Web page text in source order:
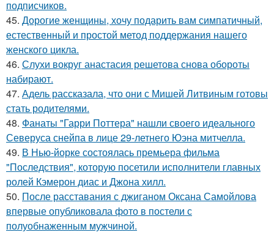
подписчиков.
45. Дорогие женщины, хочу подарить вам симпатичный,
естественный и простой метод поддержания нашего
женского цикла.
46. Слухи вокруг анастасия решетова снова обороты
набирают.
47. Адель рассказала, что они с Мишей Литвиным готовы
стать родителями.
48. Фанаты "Гарри Поттера" нашли своего идеального
Северуса снейпа в лице 29-летнего Юэна митчелла.
49. В Нью-йорке состоялась премьера фильма
"Последствия", которую посетили исполнители главных
ролей Кэмерон диас и Джона хилл.
50. После расставания с джиганом Оксана Самойлова
впервые опубликовала фото в постели с
полуобнаженным мужчиной.